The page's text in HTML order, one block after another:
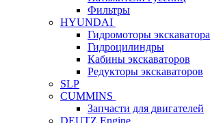
Фильтры
HYUNDAI
Гидромоторы экскаватора
Гидроцилиндры
Кабины экскаваторов
Редукторы экскаваторов
SLP
CUMMINS
Запчасти для двигателей
DEUTZ Engine